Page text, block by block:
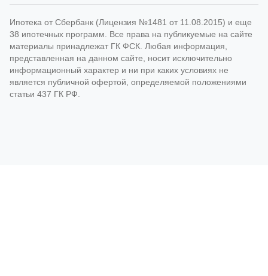
Ипотека от Сбербанк (Лицензия №1481 от 11.08.2015) и еще
38 ипотечных программ. Все права на публикуемые на сайте
материалы принадлежат ГК ФСК. Любая информация,
представленная на данном сайте, носит исключительно
информационный характер и ни при каких условиях не
является публичной офертой, определяемой положениями
статьи 437 ГК РФ.